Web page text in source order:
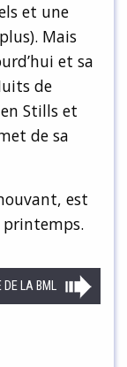
et une
Mais
et sa
de
Stills et
de sa
est
printemps.
DE LA BML